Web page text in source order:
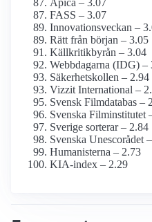
Apica – 3.07
FASS – 3.07
Innovationsveckan –
Rätt från början – 3.05
Källkritikbyrån – 3.04
Webbdagarna (IDG) –
Säkerhetskollen – 2.94
Vizzit International –
Svensk Film­databas –
Svenska Film­institutet
Sverige sorterar – 2.84
Svenska Unescorådet
Humanisterna – 2.73
KIA-index – 2.29